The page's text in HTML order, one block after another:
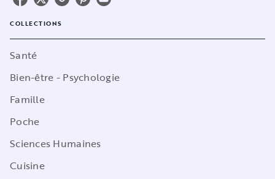
COLLECTIONS
Santé
Bien-être - Psychologie
Famille
Poche
Sciences Humaines
Cuisine